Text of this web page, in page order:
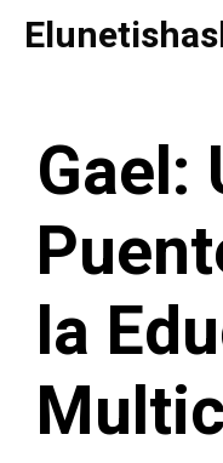
Saltar
Gael:
la